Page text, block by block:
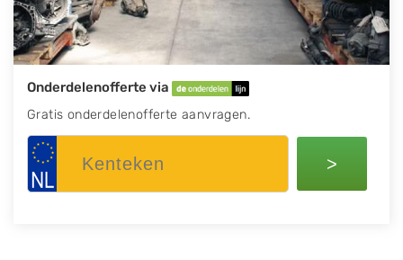
Onderdelenofferte via
Gratis onderdelenofferte aanvragen.
>